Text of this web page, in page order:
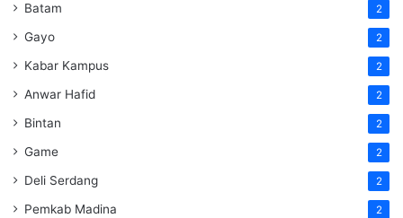
Batam 2
Gayo 2
Kabar Kampus 2
Anwar Hafid 2
Bintan 2
Game 2
Deli Serdang 2
Pemkab Madina 2